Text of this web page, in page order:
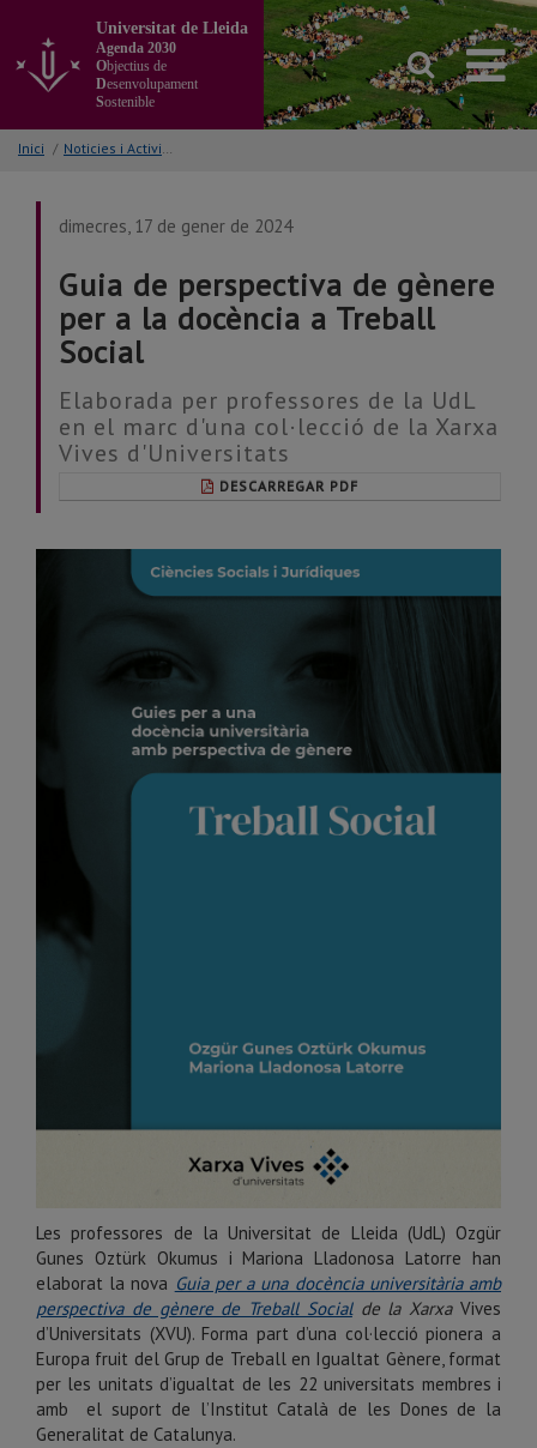
contingut
principal
la
pàgina
Universitat de Lleida
Agenda 2030
Objectius de
Desenvolupament
Sostenible
Inici / Noticies i Activitats/Accions
dimecres, 17 de gener de 2024
Guia de perspectiva de gènere
per a la docència a Treball
Social
Elaborada per professores de la UdL
en el marc d'una col·lecció de la Xarxa
Vives d'Universitats
DESCARREGAR PDF
Les professores de la Universitat de Lleida (UdL) Ozgür
Gunes Oztürk Okumus i Mariona Lladonosa Latorre han
elaborat la nova Guia per a una docència universitària amb
perspectiva de gènere de Treball Social de la XarxaVives
d’Universitats (XVU). Forma part d’una col·lecció pionera a
Europa fruit del Grup de Treball en Igualtat Gènere, format
per les unitats d’igualtat de les 22 universitats membres i
amb el suport de l’Institut Català de les Dones de la
Generalitat de Catalunya.